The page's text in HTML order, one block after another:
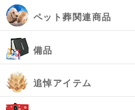
ペット葬関連商品
備品
追悼アイテム